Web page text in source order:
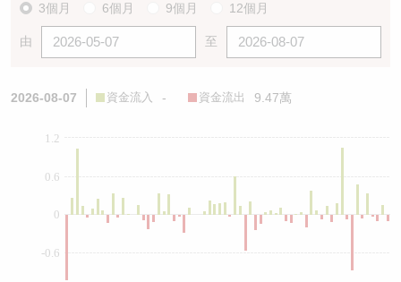
3個月 6個月 9個月 12個月
由 至
2026-08-07 資金流入 - 資金流出 9.47萬
0
-0.6
0.6
1.2